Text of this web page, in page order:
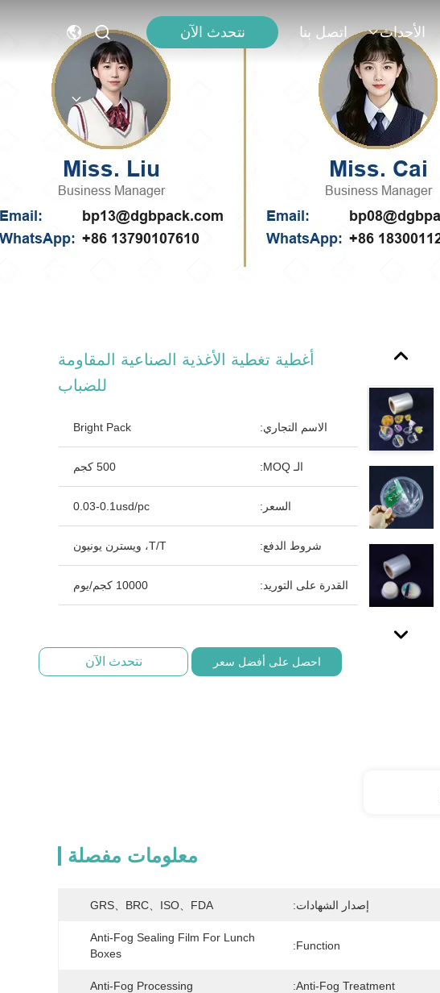
الأحداث اتصل بنا نتحدث الآن
أغطية تغطية الأغذية الصناعية المقاومة
للضباب
الاسم التجاري: Bright Pack
الـ MOQ: 500 كجم
السعر: 0.03-0.1usd/pc
شروط الدفع: T/T، ويسترن يونيون
القدرة على التوريد: 10000 كجم/يوم
احصل على أفضل سعر نتحدث الآن
معلومات مفصلة
إصدار الشهادات: GRS、BRC、ISO、FDA
Function:
Anti-Fog Sealing Film For Lunch
Boxes
Anti-Fog Treatment:
Anti-Fog Processing